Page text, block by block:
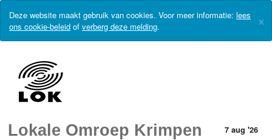
Deze website maakt gebruik van cookies. Voor meer informatie: lees
ons cookie-beleid of verberg deze melding. ×
Lokale Omroep Krimpen 7 aug '26